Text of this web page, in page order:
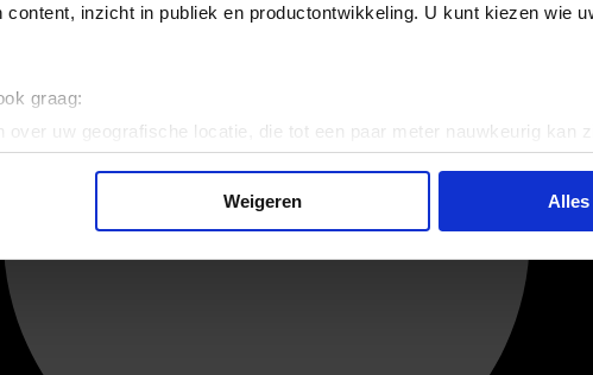
content, inzicht in publiek en productontwikkeling. U kunt kiezen wie
graag:
over uw geografische locatie, die tot een paar meter nauwkeurig kan
door het actief te scannen op specifieke eigenschappen
gegevens worden verwerkt en stel uw voorkeuren in het
en advertenties te personaliseren, om functies voor social media
Ook delen we informatie over uw gebruik van onze site met onze
Deze partners kunnen deze gegevens combineren met andere
op basis van uw gebruik van hun services.
Weigeren Alles